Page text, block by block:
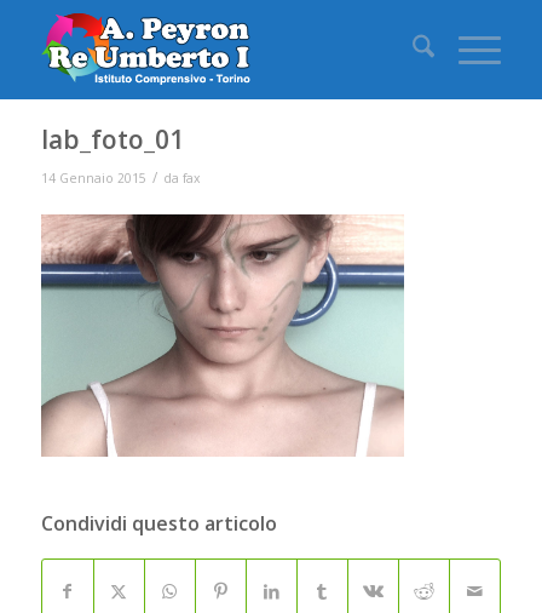
lab_foto_01
14 Gennaio 2015 / da fax
Condividi questo articolo